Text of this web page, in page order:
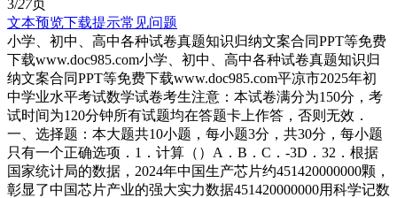
3/27页
文本预览下载提示常见问题
小学、初中、高中各种试卷真题知识归纳文案合同PPT等免费
下载www.doc985.com小学、初中、高中各种试卷真题知识归
纳文案合同PPT等免费下载www.doc985.com平凉市2025年初
中学业水平考试数学试卷考生注意：本试卷满分为150分，考
试时间为120分钟所有试题均在答题卡上作答，否则无效．
一、选择题：本大题共10小题，每小题3分，共30分，每小题
只有一个正确选项．1．计算（）A．B．C．-3D．32．根据
国家统计局的数据，2024年中国生产芯片约451420000000颗，
彰显了中国芯片产业的强大实力数据451420000000用科学记数